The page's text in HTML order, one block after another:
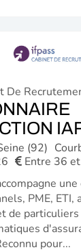
De
(92)
Entre 36
PME, ETI,
de
pour...